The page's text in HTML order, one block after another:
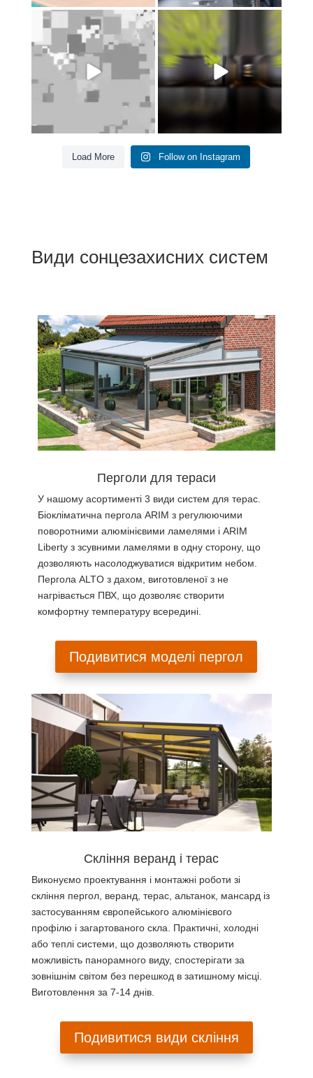
Чому дешева пергола – це
гроші на вітер?
6 0
перетворити терасу на
затишну
3
Load More Follow on Instagram
Види сонцезахисних систем
Перголи для тераси
У нашому асортименті 3 види систем для терас.
Біокліматична пергола ARIM з регулюючими
поворотними алюмінієвими ламелями і ARIM
Liberty з зсувними ламелями в одну сторону, що
дозволяють насолоджуватися відкритим небом.
Пергола ALTO з дахом, виготовленої з не
нагрівається ПВХ, що дозволяє створити
комфортну температуру всередині.
Подивитися моделі пергол
Скління веранд і терас
Виконуємо проектування і монтажні роботи зі
скління пергол, веранд, терас, альтанок, мансард із
застосуванням європейського алюмінієвого
профілю і загартованого скла. Практичні, холодні
або теплі системи, що дозволяють створити
можливість панорамного виду, спостерігати за
зовнішнім світом без перешкод в затишному місці.
Виготовлення за 7-14 днів.
Подивитися види скління